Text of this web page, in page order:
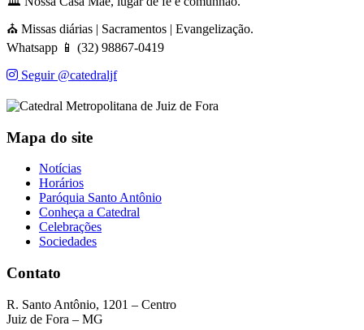
⛪ Missas diárias | Sacramentos | Evangelização.
Whatsapp 📱 (32) 98867-0419
Seguir @catedraljf
Mapa do site
Notícias
Horários
Paróquia Santo Antônio
Conheça a Catedral
Celebrações
Sociedades
Contato
R. Santo Antônio, 1201 – Centro
Juiz de Fora – MG